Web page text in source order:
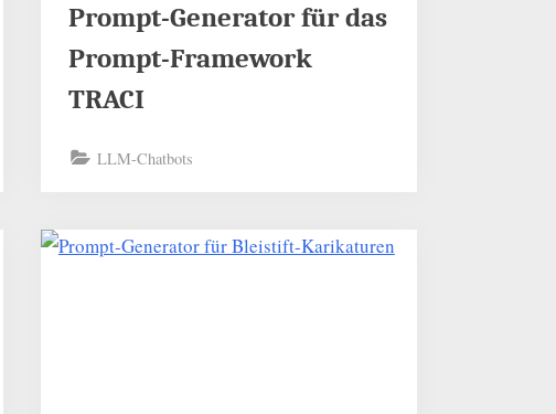
Prompt-Generator für das
Prompt-Framework
TRACI
LLM-Chatbots